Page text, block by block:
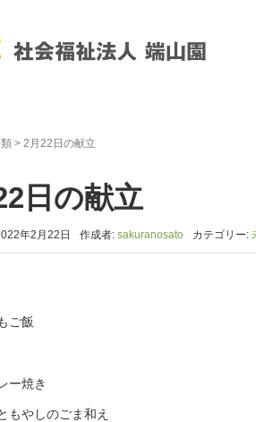
> 2月22日の献立
日の献立
年2月22日 作成者: sakuranosato カテゴリー:
ご飯
ー焼き
もやしのごま和え